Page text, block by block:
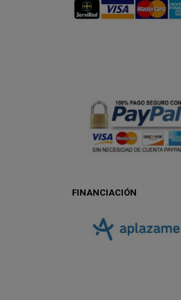
FINANCIACIÓN